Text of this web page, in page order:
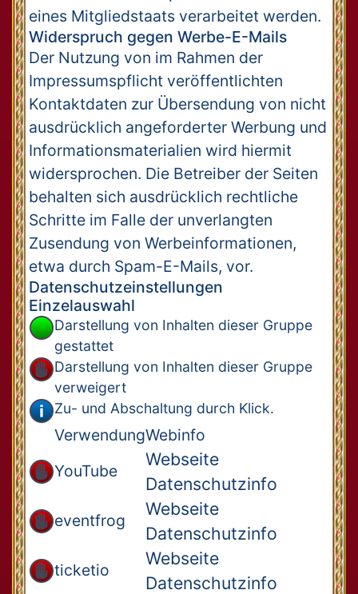
eines Mitgliedstaats verarbeitet werden.
Widerspruch gegen Werbe-E-Mails
Der Nutzung von im Rahmen der
Impressumspflicht veröffentlichten
Kontaktdaten zur Übersendung von nicht
ausdrücklich angeforderter Werbung und
Informationsmaterialien wird hiermit
widersprochen. Die Betreiber der Seiten
behalten sich ausdrücklich rechtliche
Schritte im Falle der unverlangten
Zusendung von Werbeinformationen,
etwa durch Spam-E-Mails, vor.
Datenschutzeinstellungen
Einzelauswahl
Darstellung von Inhalten dieser Gruppe
gestattet
Darstellung von Inhalten dieser Gruppe
verweigert
Zu- und Abschaltung durch Klick.
VerwendungWebinfo
YouTube
Webseite
Datenschutzinfo
eventfrog
Webseite
Datenschutzinfo
ticketio
Webseite
Datenschutzinfo